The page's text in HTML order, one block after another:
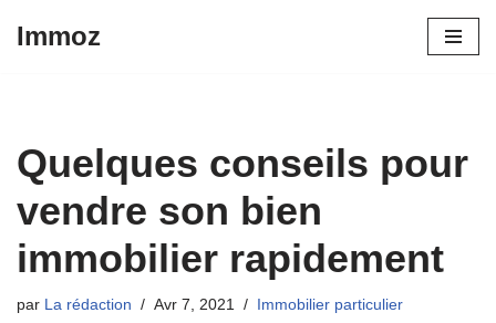
Immoz
Quelques conseils pour
vendre son bien
immobilier rapidement
par La rédaction Avr 7, 2021 Immobilier particulier